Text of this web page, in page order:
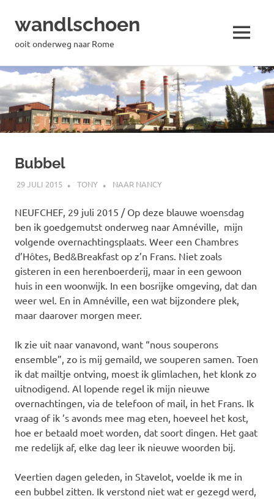
Naar
de
inhoud
springen
wandlschoen
ooit onderweg naar Rome MENU
Bubbel
29 JULI 2015 TONY NAAR NANCY
NEUFCHEF, 29 juli 2015 / Op deze blauwe woensdag
ben ik goedgemutst onderweg naar Amnéville, mijn
volgende overnachtingsplaats. Weer een Chambres
d’Hôtes, Bed&Breakfast op z’n Frans. Niet zoals
gisteren in een herenboerderij, maar in een gewoon
huis in een woonwijk. In een bosrijke omgeving, dat dan
weer wel. En in Amnéville, een wat bijzondere plek,
maar daarover morgen meer.
Ik zie uit naar vanavond, want “nous souperons
ensemble”, zo is mij gemaild, we souperen samen. Toen
ik dat mailtje ontving, moest ik glimlachen, het klonk zo
uitnodigend. Al lopende regel ik mijn nieuwe
overnachtingen, via de telefoon of mail, in het Frans. Ik
vraag of ik ’s avonds mee mag eten, hoeveel het kost,
hoe er betaald moet worden, dat soort dingen. Het gaat
me redelijk af, elke dag leer ik nieuwe woorden bij.
Veertien dagen geleden, in Stavelot, voelde ik me in
een bubbel zitten. Ik verstond niet wat er gezegd werd,